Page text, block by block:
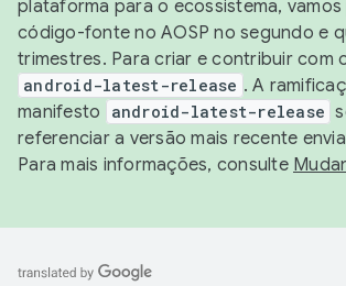
plataforma para o ecossistema,
código-fonte no AOSP no segundo e
trimestres. Para criar e contribuir com
android-latest-release . A
manifesto
android-latest-release
referenciar a versão mais recente
Para mais informações, consulte